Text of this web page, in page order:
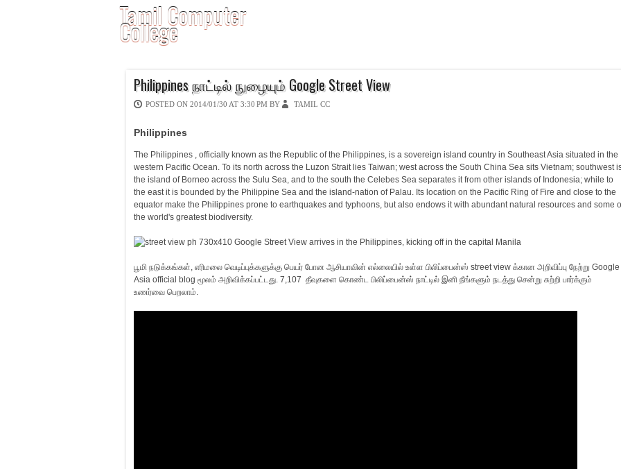
Tamil Computer
College
Philippines நாட்டில் நுழையும் Google Street View
POSTED ON 2014/01/30 AT 3:30 PM BY TAMIL CC
Philippines
The Philippines , officially known as the Republic of the Philippines, is a sovereign island country in Southeast Asia situated in the
western Pacific Ocean. To its north across the Luzon Strait lies Taiwan; west across the South China Sea sits Vietnam; southwest
the island of Borneo across the Sulu Sea, and to the south the Celebes Sea separates it from other islands of Indonesia; while to
the east it is bounded by the Philippine Sea and the island-nation of Palau. Its location on the Pacific Ring of Fire and close to the
equator make the Philippines prone to earthquakes and typhoons, but also endows it with abundant natural resources and some
the world's greatest biodiversity.
பூமி நடுக்கங்கள், எரிமலை வெடிப்புக்களுக்கு பெயர் போன ஆசியாவின் எல்லையில் உள்ள பிலிப்பைன்ஸ் street view க்கான அறிவிப்பு நேற்று Google
Asia official blog மூலம் அறிவிக்கப்பட்டது. 7,107 தீவுகளை கொண்ட பிலிப்பைன்ஸ் நாட்டில் இனி நீங்களும் நடத்து சென்று சுற்றி பார்க்கும்
உணர்வை பெறலாம்.